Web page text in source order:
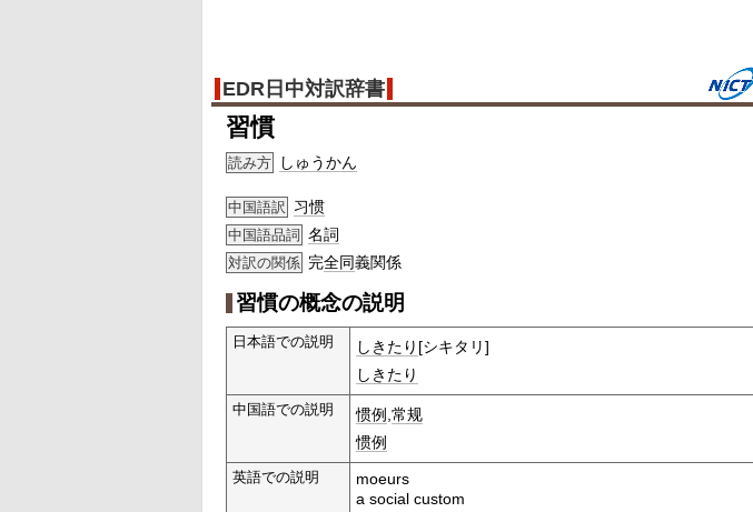
EDR日中対訳辞書
習慣
読み方 しゅうかん
中国語訳 习惯
中国語品詞 名詞
対訳の関係 完全同義関係
習慣の概念の説明
日本語での説明 しきたり [シキタリ]
しきたり
中国語での説明 惯例 常规
惯例
英語での説明
moeurs
a social custom